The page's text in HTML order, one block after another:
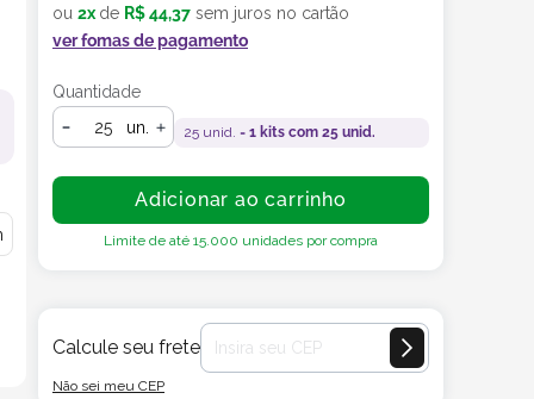
ou 2x de R$44,37 sem juros no cartão
ver fomas de pagamento
Quantidade
un.
25 unid. = 1 kits com 25 unid.
Adicionar ao carrinho
Limite de até 15.000 unidades por compra
Calcule seu frete
Não sei meu CEP